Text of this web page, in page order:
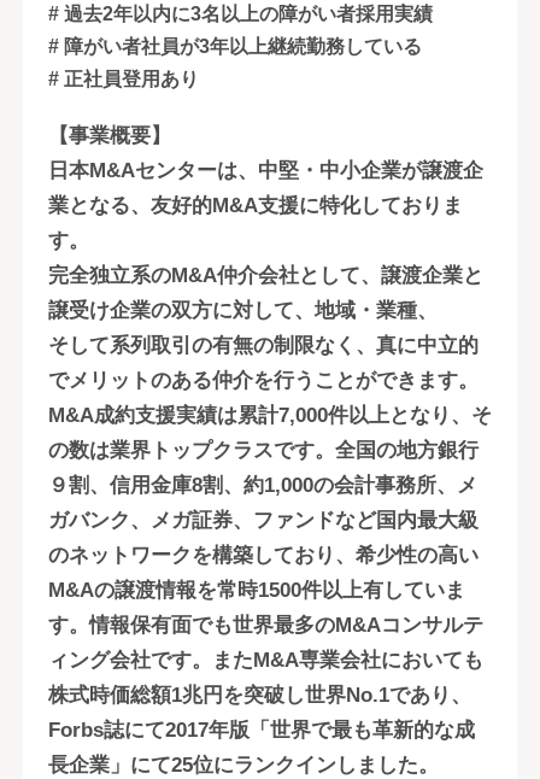
# 過去2年以内に3名以上の障がい者採用実績
# 障がい者社員が3年以上継続勤務している
# 正社員登用あり
【事業概要】
日本M&Aセンターは、中堅・中小企業が譲渡企
業となる、友好的M&A支援に特化しておりま
す。
完全独立系のM&A仲介会社として、譲渡企業と
譲受け企業の双方に対して、地域・業種、
そして系列取引の有無の制限なく、真に中立的
でメリットのある仲介を行うことができます。
M&A成約支援実績は累計7,000件以上となり、そ
の数は業界トップクラスです。全国の地方銀行
９割、信用金庫8割、約1,000の会計事務所、メ
ガバンク、メガ証券、ファンドなど国内最大級
のネットワークを構築しており、希少性の高い
M&Aの譲渡情報を常時1500件以上有していま
す。情報保有面でも世界最多のM&Aコンサルテ
ィング会社です。またM&A専業会社においても
株式時価総額1兆円を突破し世界No.1であり、
Forbs誌にて2017年版「世界で最も革新的な成
長企業」にて25位にランクインしました。